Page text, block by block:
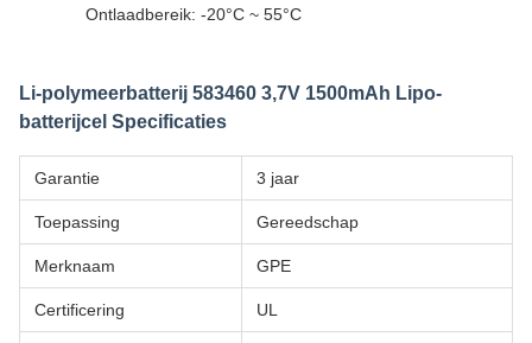
Ontlaadbereik: -20°C ~ 55°C
Li-polymeerbatterij 583460 3,7V 1500mAh Lipo-
batterijcel Specificaties
Garantie 3 jaar
Toepassing Gereedschap
Merknaam GPE
Certificering UL